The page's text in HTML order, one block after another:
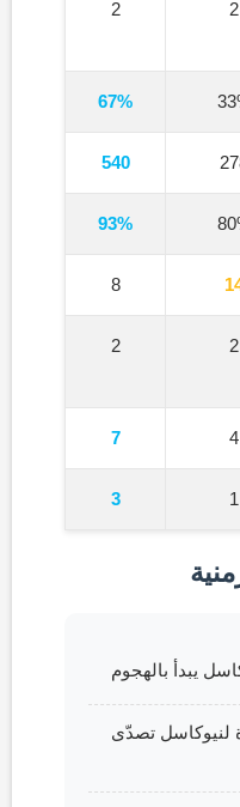
2
2
67%
540
93%
8
2
2
4
7
1
3
يبدأ بالهجوم
لنيوكاسل تصدّى